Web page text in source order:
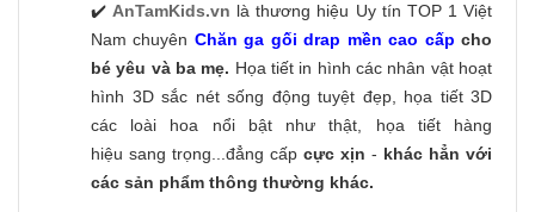
✔️AnTamKids.vn là thương hiệu Uy tín TOP 1 Việt
Nam chuyên Chăn ga gối drap mền cao cấp cho
bé yêu và ba mẹ. Họa tiết in hình các nhân vật hoạt
hình 3D sắc nét sống động tuyệt đẹp, họa tiết 3D
các loài hoa nổi bật như thật, họa tiết hàng
hiệu sang trọng...đẳng cấp cực xịn - khác hẳn với
các sản phẩm thông thường khác.